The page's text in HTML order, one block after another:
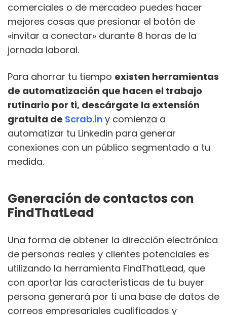
comerciales o de mercadeo puedes hacer
mejores cosas que presionar el botón de
«invitar a conectar» durante 8 horas de la
jornada laboral.
Para ahorrar tu tiempo existen herramientas
de automatización que hacen el trabajo
rutinario por ti, descárgate la extensión
gratuita de Scrab.in y comienza a
automatizar tu Linkedin para generar
conexiones con un público segmentado a tu
medida.
Generación de contactos con
FindThatLead
Una forma de obtener la dirección electrónica
de personas reales y clientes potenciales es
utilizando la herramienta FindThatLead, que
con aportar las características de tu buyer
persona generará por ti una base de datos de
correos empresariales cualificados y